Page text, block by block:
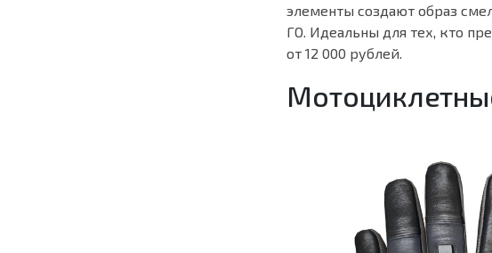
элементы создают образ
ГО. Идеальны для тех, кто
от 12 000 рублей.